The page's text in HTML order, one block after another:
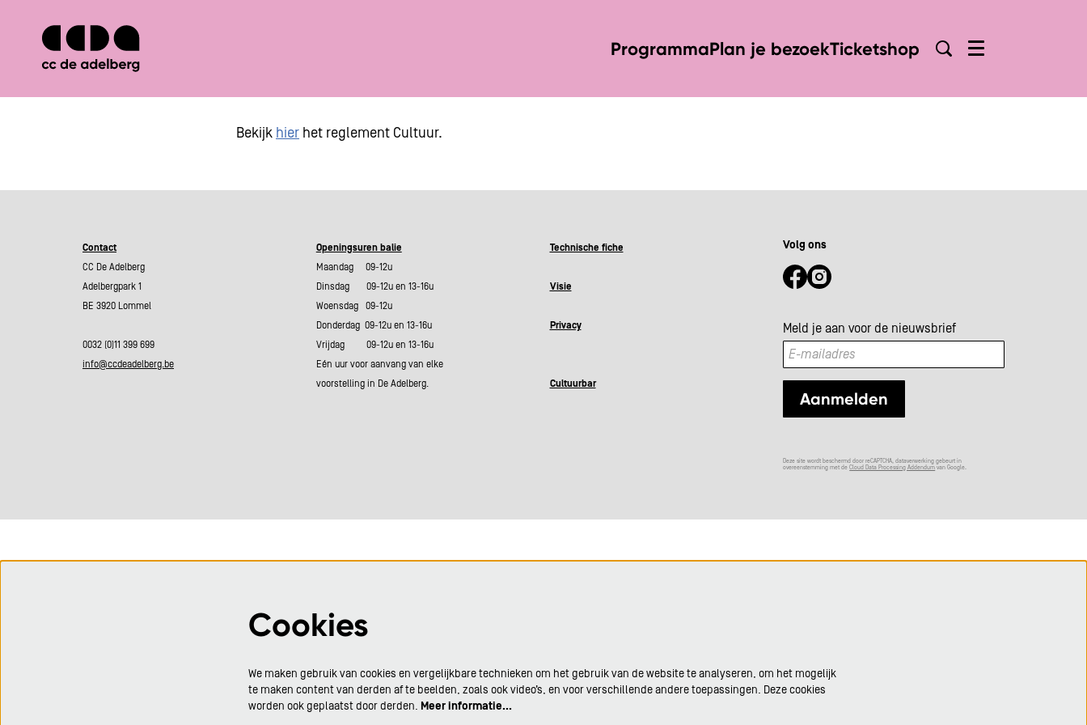
ProgrammaPlan je bezoekTicketshop Menu
Bekijk hier het reglement Cultuur.
Contact
CC De Adelberg
Adelbergpark 1
BE 3920 Lommel
0032 (0)11 399 699
info@ccdeadelberg.be
Openingsuren balie
Maandag 09-12u
Dinsdag 09-12u en 13-16u
Woensdag 09-12u
Donderdag 09-12u en 13-16u
Vrijdag 09-12u en 13-16u
Eén uur voor aanvang van elke
voorstelling in De Adelberg.
Technische fiche
Visie
Privacy
Cultuurbar
Volg ons
Meld je aan voor de nieuwsbrief
Aanmelden
Deze site wordt beschermd door reCAPTCHA, dataverwerking gebeurt in
overeenstemming met deCloud Data Processing Addendum van Google.
Cookies
We maken gebruik van cookies en vergelijkbare technieken om het gebruik van de website te analyseren, om het mogelijk
te maken content van derden af te beelden, zoals ook video’s, en voor verschillende andere toepassingen. Deze cookies
worden ook geplaatst door derden. Meer informatie…